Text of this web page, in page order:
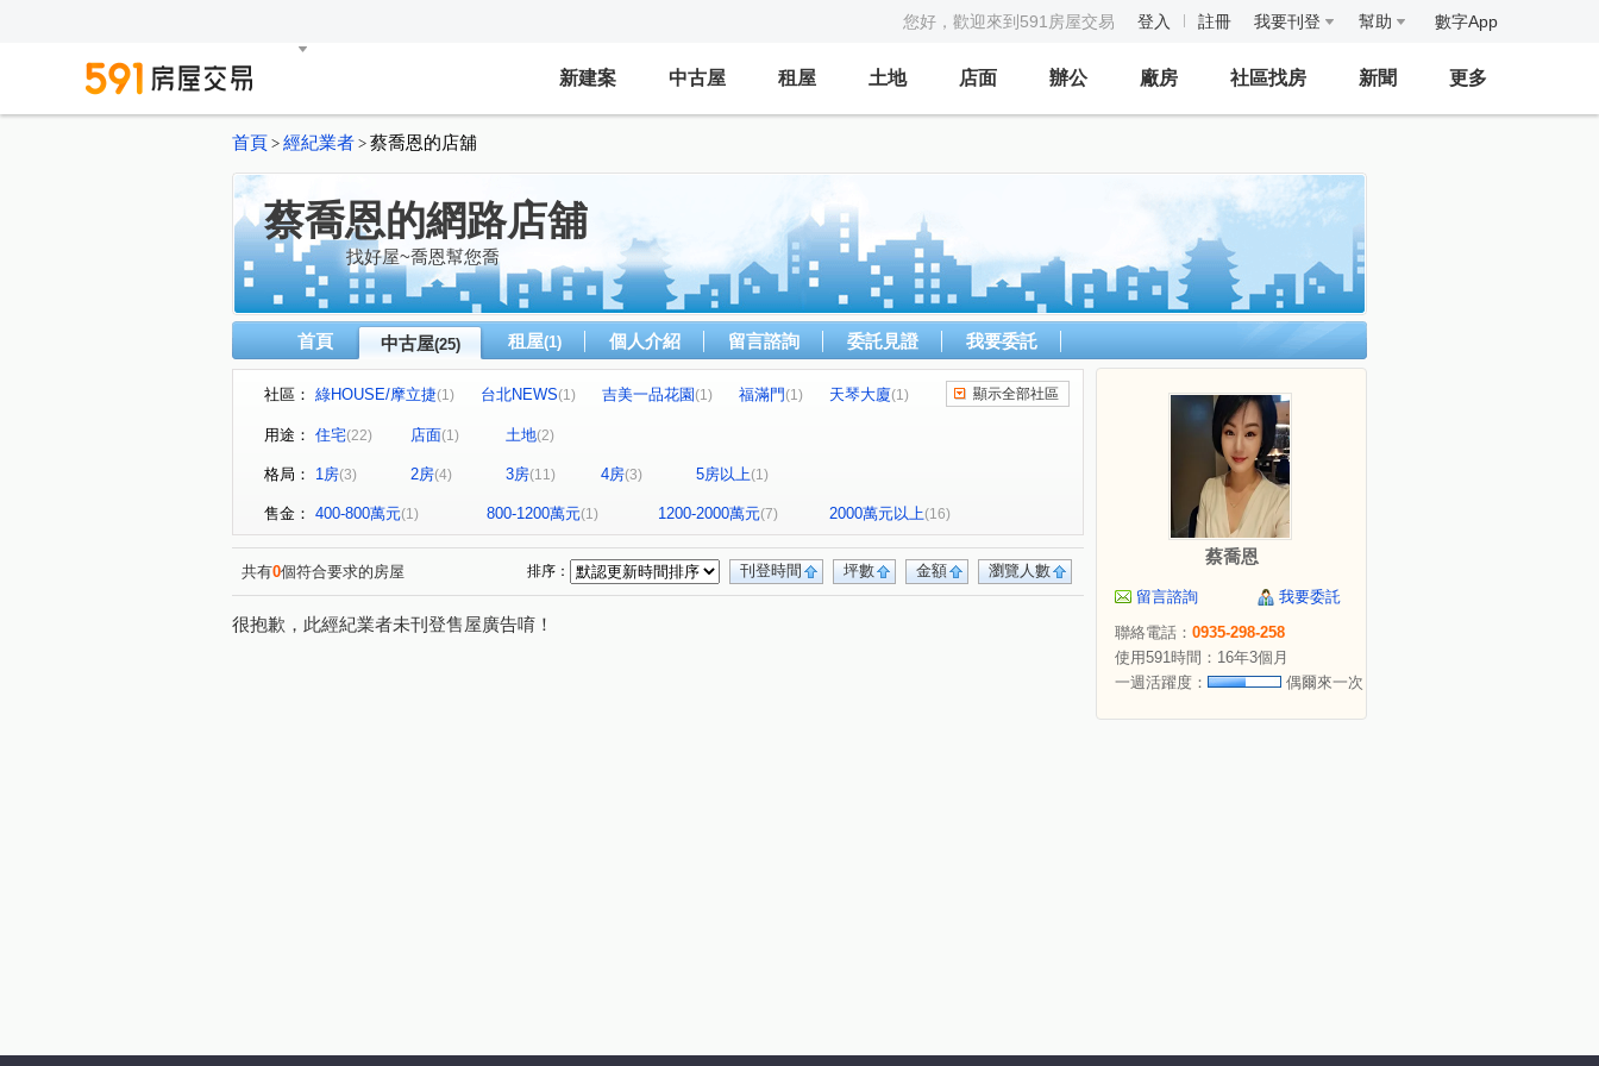
您好，歡迎來到591房屋交易 登入 註冊 我要刊登 幫助 數字App
新建案 中古屋 租屋 土地 店面 辦公 廠房 社區找房 新聞 更多
首頁 > 經紀業者 > 蔡喬恩的店舖
蔡喬恩的網路店舖
找好屋~喬恩幫您喬
首頁 中古屋(25) 租屋(1) 個人介紹 留言諮詢 委託見證 我要委託
社區： 綠HOUSE/摩立捷(1) 台北NEWS(1) 吉美一品花園(1) 福滿門(1) 天琴大廈(1)
雙和百順客 崇光生活家 (1)
保健路 南華路 竹林路(1) 華新街(1) 建國北路一段
研究院路一段(1) 福和路(1) 忠孝東路四段 環河東路四段(1) 國光街(1)
中和路(1) 保平路(1) 永安街(1) 秀朗路一段(1) 安德街(1) 復興街(1)
中興街(1) 明德路一段(1)
顯示全部社區
用途： 住宅(22) 店面(1) 土地(2)
格局： 1房(3) 2房(4) 3房(11) 4房(3) 5房以上(1)
售金： 400-800萬元(1) 800-1200萬元(1) 1200-2000萬元(7) 2000萬元以上(16)
共有0個符合要求的房屋 瀏覽人數
金額
坪數
刊登時間
排序：
很抱歉，此經紀業者未刊登售屋廣告唷！
蔡喬恩
留言諮詢
我要委託
聯絡電話： 0935-298-258
使用591時間：16年3個月
一週活躍度：
偶爾來一次